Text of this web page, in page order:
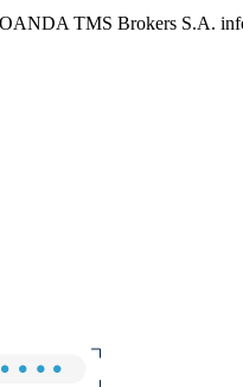
TMS Brokers S.A.